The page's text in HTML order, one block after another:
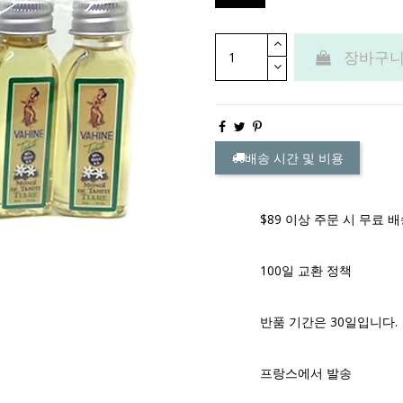
장바구
배송 시간 및 비용
$89 이상 주문 시 무료 배
100일 교환 정책
반품 기간은 30일입니다.
프랑스에서 발송